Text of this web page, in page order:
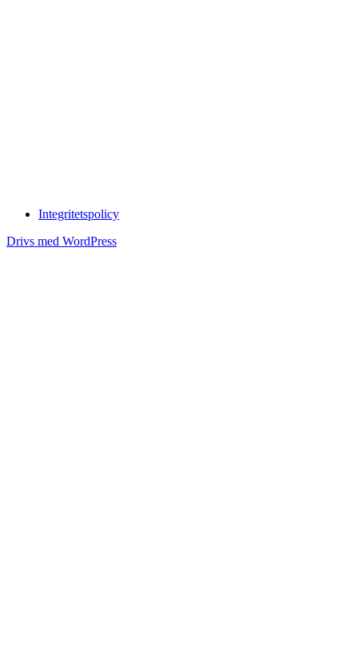
Integritetspolicy
Drivs med WordPress